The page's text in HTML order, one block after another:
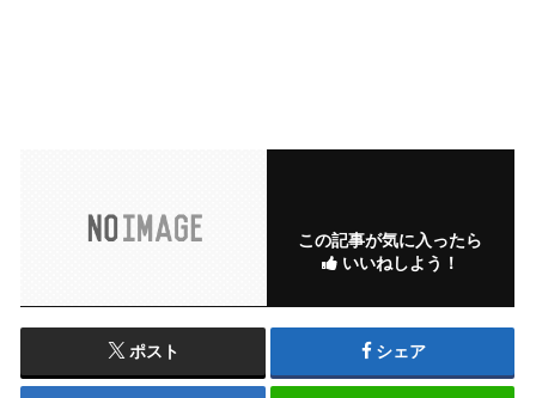
この記事が気に入ったら
いいねしよう！
ポスト シェア